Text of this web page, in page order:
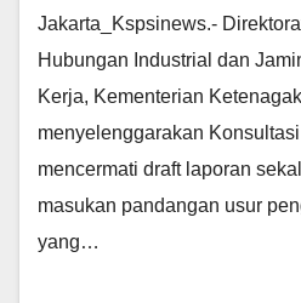
Jakarta_Kspsinews.-
Hubungan Industrial dan
Kerja, Kementerian
menyelenggarakan
mencermati draft laporan
masukan pandangan usur
yang…